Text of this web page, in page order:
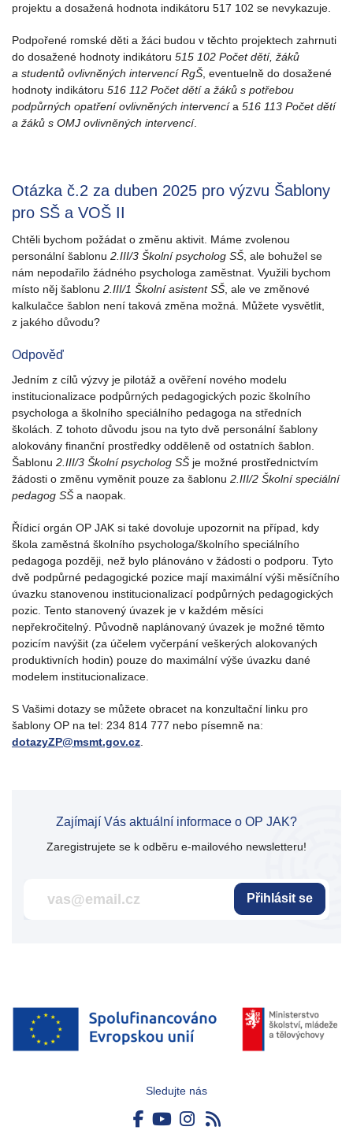
projektu a dosažená hodnota indikátoru 517 102 se nevykazuje.
Podpořené romské děti a žáci budou v těchto projektech zahrnuti
do dosažené hodnoty indikátoru 515 102 Počet dětí, žáků
a studentů ovlivněných intervencí RgŠ , eventuelně do dosažené
hodnoty indikátoru 516 112 Počet dětí a žáků s potřebou
podpůrných opatření ovlivněných intervencía 516 113 Počet dětí
a žáků s OMJ ovlivněných intervencí.
Otázka č.2 za duben 2025 pro výzvu Šablony
pro SŠ a VOŠ II
Chtěli bychom požádat o změnu aktivit. Máme zvolenou
personální šablonu 2.III/3 Školní psycholog SŠ , ale bohužel se
nám nepodařilo žádného psychologa zaměstnat. Využili bychom
místo něj šablonu 2.III/1 Školní asistent SŠ , ale ve změnové
kalkulačce šablon není taková změna možná. Můžete vysvětlit,
z jakého důvodu?
Odpověď
Jedním z cílů výzvy je pilotáž a ověření nového modelu
institucionalizace podpůrných pedagogických pozic školního
psychologa a školního speciálního pedagoga na středních
školách. Z tohoto důvodu jsou na tyto dvě personální šablony
alokovány finanční prostředky odděleně od ostatních šablon.
Šablonu 2.III/3 Školní psycholog SŠ je možné prostřednictvím
žádosti o změnu vyměnit pouze za šablonu 2.III/2 Školní speciální
pedagog SŠ a naopak.
Řídicí orgán OP JAK si také dovoluje upozornit na případ, kdy
škola zaměstná školního psychologa/školního speciálního
pedagoga později, než bylo plánováno v žádosti o podporu. Tyto
dvě podpůrné pedagogické pozice mají maximální výši měsíčního
úvazku stanovenou institucionalizací podpůrných pedagogických
pozic. Tento stanovený úvazek je v každém měsíci
nepřekročitelný. Původně naplánovaný úvazek je možné těmto
pozicím navýšit (za účelem vyčerpání veškerých alokovaných
produktivních hodin) pouze do maximální výše úvazku dané
modelem institucionalizace.
S Vašimi dotazy se můžete obracet na konzultační linku pro
šablony OP na tel: 234 814 777 nebo písemně na:
dotazyZP@msmt.gov.cz
Zajímají Vás aktuální informace o OP JAK?
Zaregistrujete se k odběru e-mailového newsletteru!
Přihlásit se
Sledujte nás